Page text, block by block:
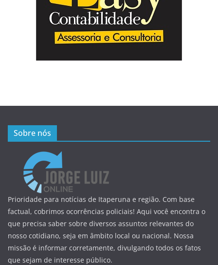
Sobre nós
Prioridade para notícias de Itaperuna e região. Com base
factual, cobrimos ocorrências policiais! Aqui você encontra o
que precisa saber sobre diversos assuntos relevantes do
nosso cotidiano, seja em âmbito local ou nacional. Nossa
missão é informar corretamente, divulgando todos os fatos
que sejam de interesse público.